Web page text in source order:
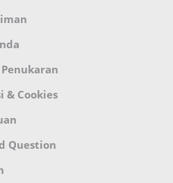
& Cookies
Question